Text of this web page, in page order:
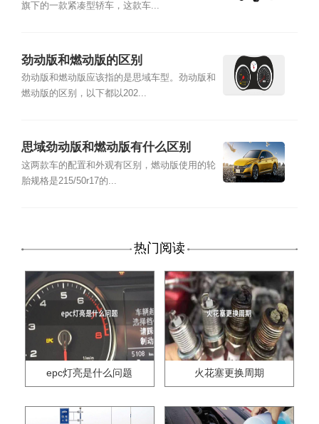
旗下的一款紧凑型轿车，这款车...
劲动版和燃动版的区别
劲动版和燃动版应该指的是思域车型。劲动版和
燃动版的区别，以下都以202...
思域劲动版和燃动版有什么区别
这两款车的配置和外观有区别，燃动版使用的轮
胎规格是215/50r17的...
热门阅读
epc灯亮是什么问题 火花塞更换周期